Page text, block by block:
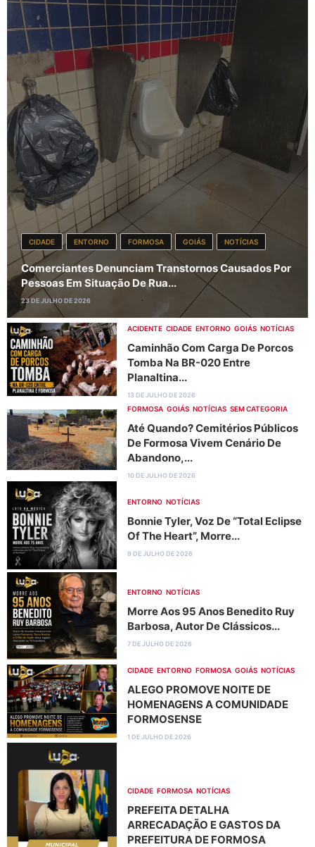
CIDADE ENTORNO FORMOSA GOIÁS NOTÍCIAS
Comerciantes Denunciam Transtornos Causados Por
Pessoas Em Situação De Rua...
23 DE JULHO DE 2026
ACIDENTE CIDADE ENTORNO GOIÁS NOTÍCIAS
Caminhão Com Carga De Porcos
Tomba Na BR-020 Entre
Planaltina...
13 DE JULHO DE 2026
FORMOSA GOIÁS NOTÍCIAS SEM CATEGORIA
Até Quando? Cemitérios Públicos
De Formosa Vivem Cenário De
Abandono,...
10 DE JULHO DE 2026
ENTORNO NOTÍCIAS
Bonnie Tyler, Voz De “Total Eclipse
Of The Heart”, Morre...
9 DE JULHO DE 2026
ENTORNO NOTÍCIAS
Morre Aos 95 Anos Benedito Ruy
Barbosa, Autor De Clássicos...
7 DE JULHO DE 2026
CIDADE ENTORNO FORMOSA GOIÁS NOTÍCIAS
ALEGO PROMOVE NOITE DE
HOMENAGENS A COMUNIDADE
FORMOSENSE
1 DE JULHO DE 2026
CIDADE FORMOSA NOTÍCIAS
PREFEITA DETALHA
ARRECADAÇÃO E GASTOS DA
PREFEITURA DE FORMOSA